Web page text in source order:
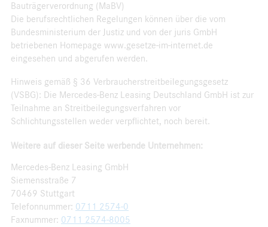
Bauträgerverordnung (MaBV)
Die berufsrechtlichen Regelungen können über die vom
Bundesministerium der Justiz und von der juris GmbH
betriebenen Homepage www.gesetze-im-internet.de
eingesehen und abgerufen werden.
Hinweis gemäß § 36 Verbraucherstreitbeilegungsgesetz
(VSBG): Die Mercedes-Benz Leasing Deutschland GmbH ist zur
Teilnahme an Streitbeilegungsverfahren vor
Schlichtungsstellen weder verpflichtet, noch bereit.
Weitere auf dieser Seite werbende Unternehmen:
Mercedes-Benz Leasing GmbH
Siemensstraße 7
70469 Stuttgart
Telefonnummer: 0711 2574-0
Faxnummer: 0711 2574-8005